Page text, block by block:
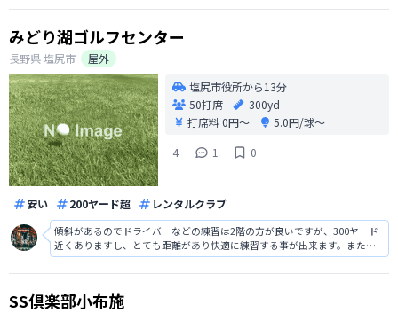
みどり湖ゴルフセンター
長野県塩尻市
屋外
塩尻市役所から13分
50打席
300yd
打席料0円〜
5.0円/球〜
4
1 0
安い 200ヤード超 レンタルクラブ
傾斜があるのでドライバーなどの練習は2階の方が良いですが、300ヤード
近くありますし、とても距離があり快適に練習する事が出来ます。また、
風が涼しく夏場でも比較的涼しいですし、球も1球5円と格安で大変ありが
たいです。
SS倶楽部小布施